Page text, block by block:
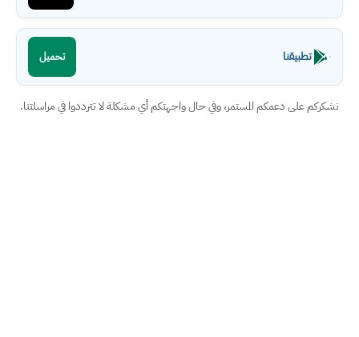
تطبيقنا تحميل
نشكركم على دعمكم المستمر، وفي حال واجهتكم أي مشكلة لا تترددوا في مراسلتنا.